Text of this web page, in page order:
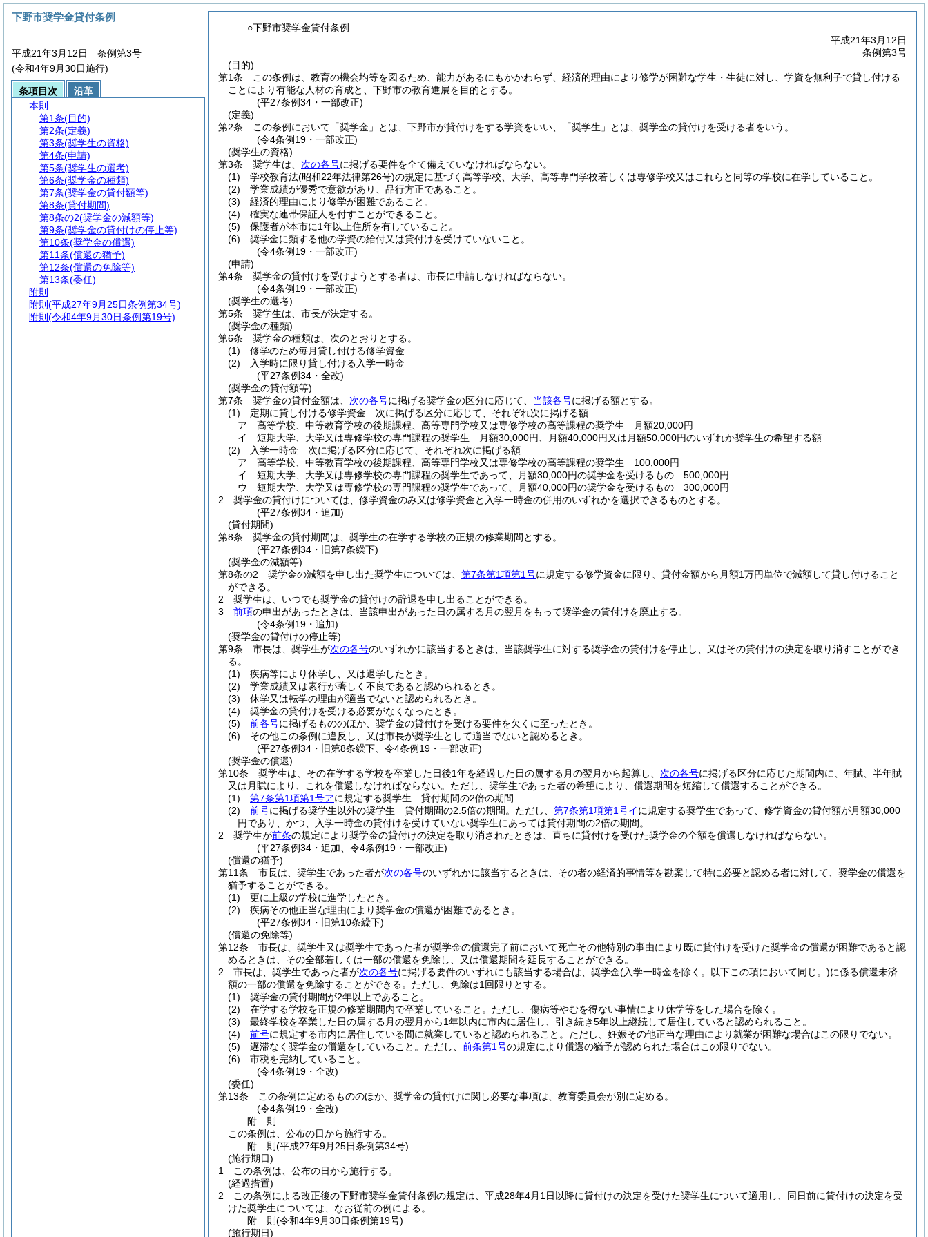
○下野市奨学金貸付条例
平成21年3月12日
条例第3号
(目的)
第1条
この条例は、教育の機会均等を図るため、能力があるにもかかわらず、経済的理由により修学が困難な学生・生徒に対し、学資を無利子で貸し付ける
ことにより有能な人材の育成と、下野市の教育進展を目的とする。
(平27条例34・一部改正)
(定義)
第2条
この条例において「奨学金」とは、下野市が貸付けをする学資をいい、「奨学生」とは、奨学金の貸付けを受ける者をいう。
(令4条例19・一部改正)
(奨学生の資格)
第3条
奨学生は、 次の各号に掲げる要件を全て備えていなければならない。
(1)
学校教育法(昭和22年法律第26号)の規定に基づく高等学校、大学、高等専門学校若しくは専修学校又はこれらと同等の学校に在学していること。
(2)
学業成績が優秀で意欲があり、品行方正であること。
(3)
経済的理由により修学が困難であること。
(4)
確実な連帯保証人を付すことができること。
(5)
保護者が本市に1年以上住所を有していること。
(6)
奨学金に類する他の学資の給付又は貸付けを受けていないこと。
(令4条例19・一部改正)
(申請)
第4条
奨学金の貸付けを受けようとする者は、市長に申請しなければならない。
(令4条例19・一部改正)
(奨学生の選考)
第5条
奨学生は、市長が決定する。
(奨学金の種類)
第6条
奨学金の種類は、次のとおりとする。
(1)
修学のため毎月貸し付ける修学資金
(2)
入学時に限り貸し付ける入学一時金
(平27条例34・全改)
(奨学金の貸付額等)
第7条
奨学金の貸付金額は、 次の各号に掲げる奨学金の区分に応じて、 当該各号に掲げる額とする。
(1)
定期に貸し付ける修学資金 次に掲げる区分に応じて、それぞれ次に掲げる額
ア
高等学校、中等教育学校の後期課程、高等専門学校又は専修学校の高等課程の奨学生 月額20,000円
イ
短期大学、大学又は専修学校の専門課程の奨学生 月額30,000円、月額40,000円又は月額50,000円のいずれか奨学生の希望する額
(2)
入学一時金 次に掲げる区分に応じて、それぞれ次に掲げる額
ア
高等学校、中等教育学校の後期課程、高等専門学校又は専修学校の高等課程の奨学生 100,000円
イ
短期大学、大学又は専修学校の専門課程の奨学生であって、月額30,000円の奨学金を受けるもの 500,000円
ウ
短期大学、大学又は専修学校の専門課程の奨学生であって、月額40,000円の奨学金を受けるもの 300,000円
2
奨学金の貸付けについては、修学資金のみ又は修学資金と入学一時金の併用のいずれかを選択できるものとする。
(平27条例34・追加)
(貸付期間)
第8条
奨学金の貸付期間は、奨学生の在学する学校の正規の修業期間とする。
(平27条例34・旧第7条繰下)
(奨学金の減額等)
第8条の2
奨学金の減額を申し出た奨学生については、 第7条第1項第1号に規定する修学資金に限り、貸付金額から月額1万円単位で減額して貸し付けること
ができる。
2
奨学生は、いつでも奨学金の貸付けの辞退を申し出ることができる。
3
前項の申出があったときは、当該申出があった日の属する月の翌月をもって奨学金の貸付けを廃止する。
(令4条例19・追加)
(奨学金の貸付けの停止等)
第9条
市長は、奨学生が次の各号のいずれかに該当するときは、当該奨学生に対する奨学金の貸付けを停止し、又はその貸付けの決定を取り消すことができ
る。
(1)
疾病等により休学し、又は退学したとき。
(2)
学業成績又は素行が著しく不良であると認められるとき。
(3)
休学又は転学の理由が適当でないと認められるとき。
(4)
奨学金の貸付けを受ける必要がなくなったとき。
(5)
前各号に掲げるもののほか、奨学金の貸付けを受ける要件を欠くに至ったとき。
(6)
その他この条例に違反し、又は市長が奨学生として適当でないと認めるとき。
(平27条例34・旧第8条繰下、令4条例19・一部改正)
(奨学金の償還)
第10条
奨学生は、その在学する学校を卒業した日後1年を経過した日の属する月の翌月から起算し、 次の各号に掲げる区分に応じた期間内に、年賦、半年賦
又は月賦により、これを償還しなければならない。 ただし、奨学生であった者の希望により、償還期間を短縮して償還することができる。
(1)
第7条第1項第1号アに規定する奨学生 貸付期間の2倍の期間
(2)
前号に掲げる奨学生以外の奨学生 貸付期間の2.5倍の期間。 ただし、 第7条第1項第1号イに規定する奨学生であって、修学資金の貸付額が月額30,000
円であり、かつ、入学一時金の貸付けを受けていない奨学生にあっては貸付期間の2倍の期間。
2
奨学生が前条の規定により奨学金の貸付けの決定を取り消されたときは、直ちに貸付けを受けた奨学金の全額を償還しなければならない。
(平27条例34・追加、令4条例19・一部改正)
(償還の猶予)
第11条
市長は、奨学生であった者が次の各号のいずれかに該当するときは、その者の経済的事情等を勘案して特に必要と認める者に対して、奨学金の償還を
猶予することができる。
(1)
更に上級の学校に進学したとき。
(2)
疾病その他正当な理由により奨学金の償還が困難であるとき。
(平27条例34・旧第10条繰下)
(償還の免除等)
第12条
市長は、奨学生又は奨学生であった者が奨学金の償還完了前において死亡その他特別の事由により既に貸付けを受けた奨学金の償還が困難であると認
めるときは、その全部若しくは一部の償還を免除し、又は償還期間を延長することができる。
2
市長は、奨学生であった者が次の各号に掲げる要件のいずれにも該当する場合は、奨学金(入学一時金を除く。以下この項において同じ。)に係る償還未済
額の一部の償還を免除することができる。 ただし、免除は1回限りとする。
(1)
奨学金の貸付期間が2年以上であること。
(2)
在学する学校を正規の修業期間内で卒業していること。 ただし、傷病等やむを得ない事情により休学等をした場合を除く。
(3)
最終学校を卒業した日の属する月の翌月から1年以内に市内に居住し、引き続き5年以上継続して居住していると認められること。
(4)
前号に規定する市内に居住している間に就業していると認められること。 ただし、妊娠その他正当な理由により就業が困難な場合はこの限りでない。
(5)
遅滞なく奨学金の償還をしていること。 ただし、 前条第1号の規定により償還の猶予が認められた場合はこの限りでない。
(6)
市税を完納していること。
(令4条例19・全改)
(委任)
第13条
この条例に定めるもののほか、奨学金の貸付けに関し必要な事項は、教育委員会が別に定める。
(令4条例19・全改)
附 則
この条例は、公布の日から施行する。
附 則(平成27年9月25日条例第34号)
(施行期日)
1
この条例は、公布の日から施行する。
(経過措置)
2
この条例による改正後の下野市奨学金貸付条例の規定は、平成28年4月1日以降に貸付けの決定を受けた奨学生について適用し、同日前に貸付けの決定を受
けた奨学生については、なお従前の例による。
附 則(令和4年9月30日条例第19号)
(施行期日)
下野市奨学金貸付条例
平成21年3月12日 条例第3号
(令和4年9月30日施行)
条項目次
沿革
本則
第1条(目的)
第2条(定義)
第3条(奨学生の資格)
第4条(申請)
第5条(奨学生の選考)
第6条(奨学金の種類)
第7条(奨学金の貸付額等)
第8条(貸付期間)
第8条の2(奨学金の減額等)
第9条(奨学金の貸付けの停止等)
第10条(奨学金の償還)
第11条(償還の猶予)
第12条(償還の免除等)
第13条(委任)
附則
附則 (平成27年9月25日条例第34号)
附則 (令和4年9月30日条例第19号)